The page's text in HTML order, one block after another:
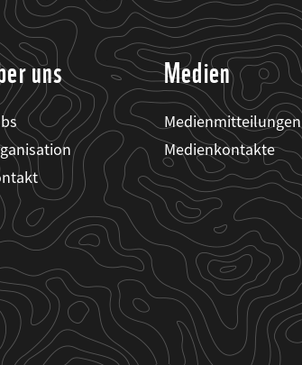
uns Medien
Medienmitteilungen
Medienkontakte